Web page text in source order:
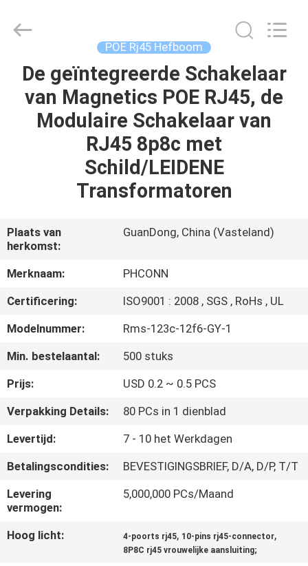
HUIS
PRODUCTEN
ONGEVEER
FABRIEKSREIS
KWALITEITSCONTROLE
ONS
VR
SHOW
SITEMAP
PRIVACY
POLICY
Reserved.
POE Rj45 Hefboom
De geïntegreerde Schakelaar
van Magnetics POE RJ45, de
Modulaire Schakelaar van
RJ45 8p8c met
Schild/LEIDENE
Transformatoren
Plaats van
herkomst:
GuanDong, China (Vasteland)
Merknaam:
PHCONN
Certificering:
ISO9001 : 2008 , SGS , RoHs , UL
Modelnummer:
Rms-123c-12f6-GY-1
Min. bestelaantal:
500 stuks
Prijs:
USD 0.2 ~ 0.5 PCS
Verpakking Details:
80 PCs in 1 dienblad
Levertijd:
7 - 10 het Werkdagen
Betalingscondities:
BEVESTIGINGSBRIEF, D/A, D/P, T/T
Levering
vermogen:
5,000,000 PCs/Maand
Hoog licht: 4-poorts rj45, 10-pins rj45-connector,
8P8C rj45 vrouwelijke aansluiting;